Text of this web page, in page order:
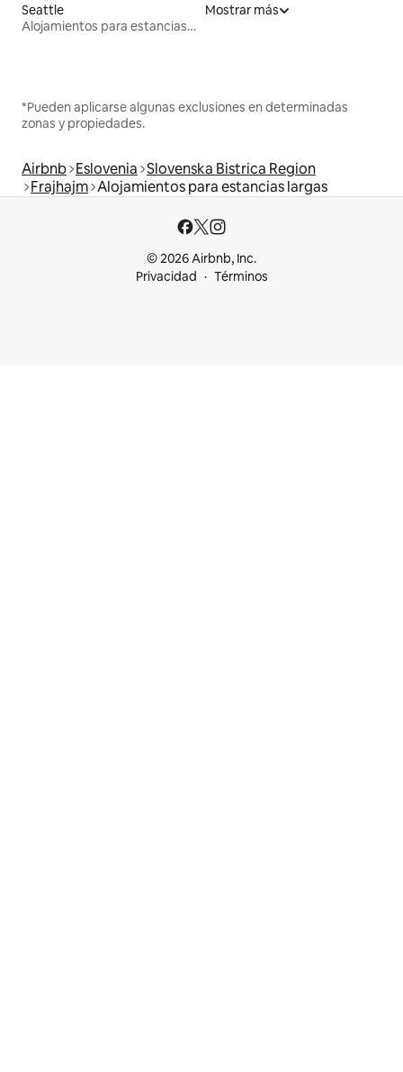
Seattle
Alojamientos para estancias largas
Mostrar más
*Pueden aplicarse algunas exclusiones en determinadas
zonas y propiedades.
Airbnb Eslovenia Slovenska Bistrica Region
Frajhajm Alojamientos para estancias largas
© 2026 Airbnb, Inc.
Privacidad
Términos